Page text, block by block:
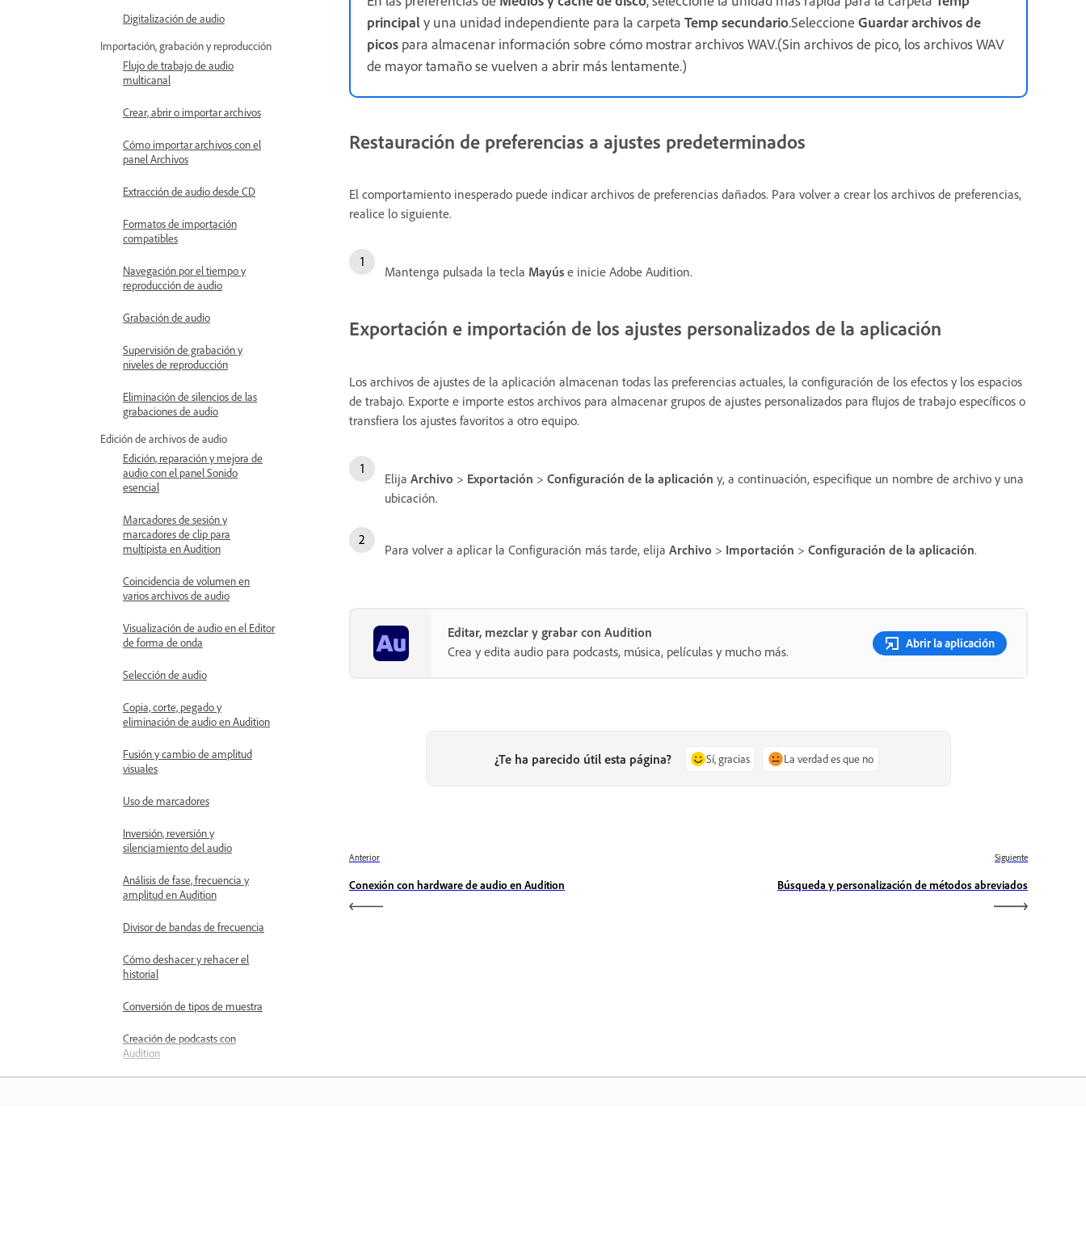
Digitalización de audio
Importación, grabación y reproducción
Flujo de trabajo de audio
multicanal
Crear, abrir o importar archivos
Cómo importar archivos con el
panel Archivos
Extracción de audio desde CD
Formatos de importación
compatibles
Navegación por el tiempo y
reproducción de audio
Grabación de audio
Supervisión de grabación y
niveles de reproducción
Eliminación de silencios de las
grabaciones de audio
Edición de archivos de audio
Edición, reparación y mejora de
audio con el panel Sonido
esencial
Marcadores de sesión y
marcadores de clip para
multipista en Audition
Coincidencia de volumen en
varios archivos de audio
Visualización de audio en el Editor
de forma de onda
Selección de audio
Copia, corte, pegado y
eliminación de audio en Audition
Fusión y cambio de amplitud
visuales
Uso de marcadores
Inversión, reversión y
silenciamiento del audio
Análisis de fase, frecuencia y
amplitud en Audition
Divisor de bandas de frecuencia
Cómo deshacer y rehacer el
historial
Conversión de tipos de muestra
Creación de podcasts con
Audition
Aplicación de efectos
principaly una unidad independiente para la carpeta Temp secundario.Seleccione Guardar archivos de
picos para almacenar información sobre cómo mostrar archivos WAV.(Sin archivos de pico, los archivos WAV
de mayor tamaño se vuelven a abrir más lentamente.)
Restauración de preferencias a ajustes predeterminados
El comportamiento inesperado puede indicar archivos de preferencias dañados. Para volver a crear los archivos de preferencias,
realice lo siguiente.
Mantenga pulsada la tecla Mayús e inicie Adobe Audition.
Exportación e importación de los ajustes personalizados de la aplicación
Los archivos de ajustes de la aplicación almacenan todas las preferencias actuales, la configuración de los efectos y los espacios
de trabajo. Exporte e importe estos archivos para almacenar grupos de ajustes personalizados para flujos de trabajo específicos o
transfiera los ajustes favoritos a otro equipo.
Elija Archivo > Exportación > Configuración de la aplicación y, a continuación, especifique un nombre de archivo y una
ubicación.
Para volver a aplicar la Configuración más tarde, elija Archivo > Importación > Configuración de la aplicación.
Editar, mezclar y grabar con Audition
Crea y edita audio para podcasts, música, películas y mucho más.
Abrir la aplicación
¿Te ha parecido útil esta página? Sí, gracias La verdad es que no
Anterior
Conexión con hardware de audio en Audition
Siguiente
Búsqueda y personalización de métodos abreviados